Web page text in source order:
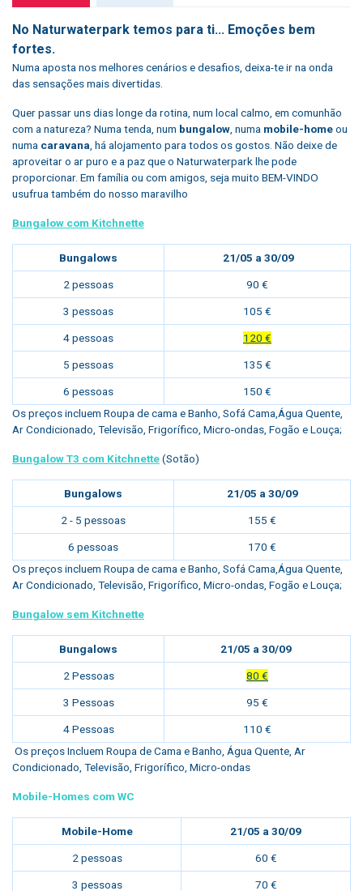
No Naturwaterpark temos para ti... Emoções bem
fortes.
Numa aposta nos melhores cenários e desafios, deixa-te ir na onda
das sensações mais divertidas.
Quer passar uns dias longe da rotina, num local calmo, em comunhão
com a natureza? Numa tenda, num bungalow , numa mobile-homeou
numa caravana , há alojamento para todos os gostos. Não deixe de
aproveitar o ar puro e a paz que o Naturwaterpark lhe pode
proporcionar. Em família ou com amigos, seja muito BEM-VINDO
usufrua também do nosso maravilho
Bungalow com Kitchnette
Bungalows 21/05 a 30/09
2 pessoas 90 €
3 pessoas 105 €
4 pessoas 120 €
5 pessoas 135 €
6 pessoas
150 €
Os preços incluem Roupa de cama e Banho, Sofá Cama,Água Quente,
Ar Condicionado, Televisão, Frigorífico, Micro-ondas, Fogão e Louça;
Bungalow T3 com Kitchnette(Sotão)
Bungalows 21/05 a 30/09
2 - 5 pessoas 155 €
6 pessoas
170 €
Os preços incluem Roupa de cama e Banho, Sofá Cama,Água Quente,
Ar Condicionado, Televisão, Frigorífico, Micro-ondas, Fogão e Louça;
Bungalow sem Kitchnette
Bungalows 21/05 a 30/09
2 Pessoas 80 €
3 Pessoas 95 €
4 Pessoas
110 €
Os preços Incluem Roupa de Cama e Banho, Água Quente, Ar
Condicionado, Televisão, Frigorífico, Micro-ondas
Mobile-Homes com WC
Mobile-Home 21/05 a 30/09
2 pessoas 60 €
3 pessoas 70 €